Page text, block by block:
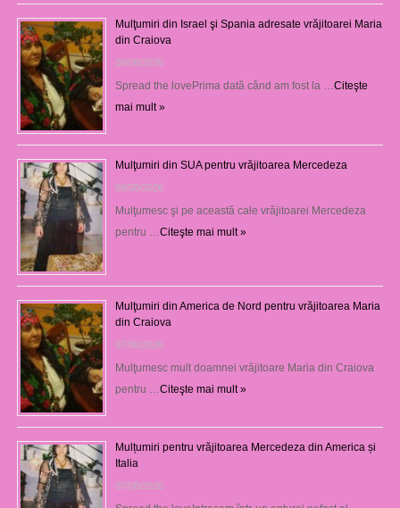
Mulţumiri din Israel şi Spania adresate vrăjitoarei Maria
din Craiova
08/08/2026
Spread the lovePrima dată când am fost la …Citeşte
mai mult »
Mulţumiri din SUA pentru vrăjitoarea Mercedeza
08/08/2026
Mulţumesc şi pe această cale vrăjitoarei Mercedeza
pentru …Citeşte mai mult »
Mulţumiri din America de Nord pentru vrăjitoarea Maria
din Craiova
07/08/2026
Mulţumesc mult doamnei vrăjitoare Maria din Craiova
pentru …Citeşte mai mult »
Mulțumiri pentru vrăjitoarea Mercedeza din America și
Italia
07/08/2026